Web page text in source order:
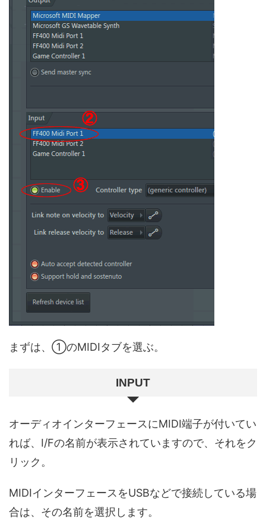
まずは、①のMIDIタブを選ぶ。
INPUT
オーディオインターフェースにMIDI端子が付いてい
れば、I/Fの名前が表示されていますので、それをク
リック。
MIDIインターフェースをUSBなどで接続している場
合は、その名前を選択します。